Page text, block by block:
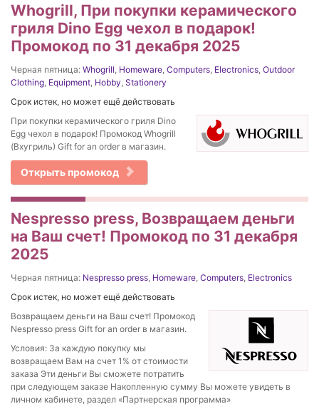
Whogrill, При покупки керамического
гриля Dino Egg чехол в подарок!
Промокод по 31 декабря 2025
Черная пятница: Whogrill Homeware Computers Electronics Outdoor
Clothing Equipment Hobby Stationery
Срок истек, но может ещё действовать
При покупки керамического гриля Dino
Egg чехол в подарок! Промокод Whogrill
(Вхугриль) Gift for an order в магазин.
Открыть промокод
Nespresso press, Возвращаем деньги
на Ваш счет! Промокод по 31 декабря
2025
Черная пятница: Nespresso press Homeware Computers Electronics
Срок истек, но может ещё действовать
Возвращаем деньги на Ваш счет! Промокод
Nespresso press Gift for an order в магазин.
Условия: За каждую покупку мы
возвращаем Вам на счет 1% от стоимости
заказа Эти деньги Вы сможете потратить
при следующем заказе Накопленную сумму Вы можете увидеть в
личном кабинете, раздел «Партнерская программа»